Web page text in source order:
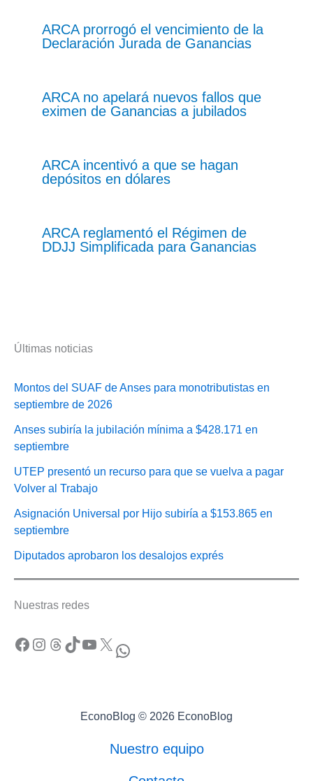
ARCA prorrogó el vencimiento de la
Declaración Jurada de Ganancias
ARCA no apelará nuevos fallos que
eximen de Ganancias a jubilados
ARCA incentivó a que se hagan
depósitos en dólares
ARCA reglamentó el Régimen de
DDJJ Simplificada para Ganancias
Últimas noticias
Montos del SUAF de Anses para monotributistas en
septiembre de 2026
Anses subiría la jubilación mínima a $428.171 en
septiembre
UTEP presentó un recurso para que se vuelva a pagar
Volver al Trabajo
Asignación Universal por Hijo subiría a $153.865 en
septiembre
Diputados aprobaron los desalojos exprés
Nuestras redes
Facebook Instagram Threads TikTok YouTube X WhatsApp
EconoBlog © 2026 EconoBlog
Nuestro equipo